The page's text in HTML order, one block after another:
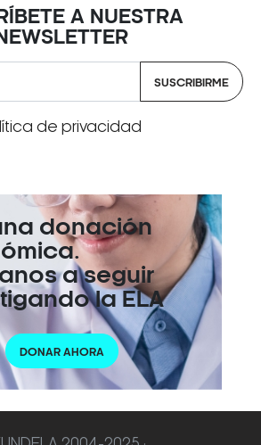
A NUESTRA
SUSCRIBIRME
de privacidad
donación
a seguir
la ELA
DONAR AHORA